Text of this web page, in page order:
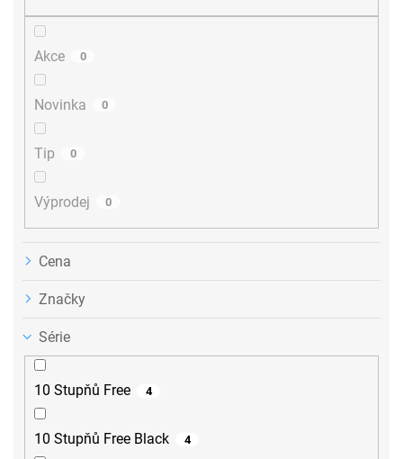
Akce 0
Novinka 0
Tip 0
Výprodej 0
Cena
Značky
Série
10 Stupňů Free 4
10 Stupňů Free Black 4